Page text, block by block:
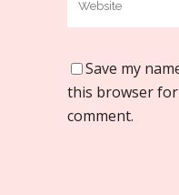
Save my
this browser
comment.